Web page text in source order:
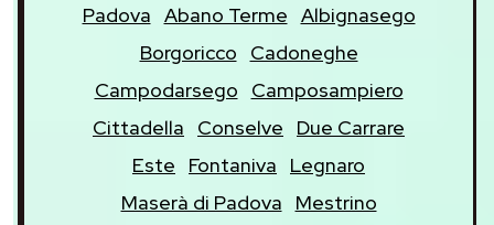
Padova Abano Terme Albignasego
Borgoricco
Cadoneghe
Campodarsego
Camposampiero
Cittadella
Conselve
Due Carrare
Este
Fontaniva
Legnaro
Maserà di Padova
Mestrino